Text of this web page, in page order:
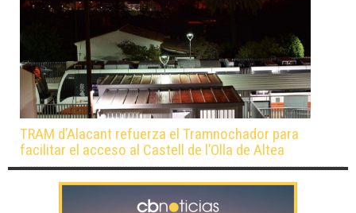
TRAM d’Alacant refuerza el Tramnochador para
facilitar el acceso al Castell de l’Olla de Altea